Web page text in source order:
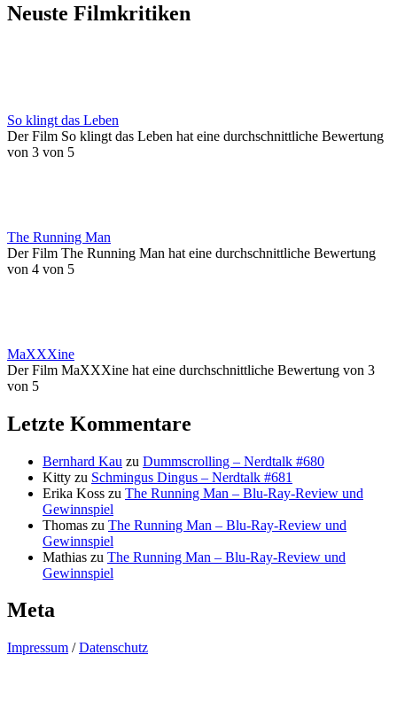
Neuste Filmkritiken
So klingt das Leben
Der Film So klingt das Leben hat eine durchschnittliche Bewertung
von 3 von 5
The Running Man
Der Film The Running Man hat eine durchschnittliche Bewertung
von 4 von 5
MaXXXine
Der Film MaXXXine hat eine durchschnittliche Bewertung von 3
von 5
Letzte Kommentare
Bernhard Kau zu Dummscrolling – Nerdtalk #680
Kitty zu Schmingus Dingus – Nerdtalk #681
Erika Koss zu The Running Man – Blu-Ray-Review und
Gewinnspiel
Thomas zu The Running Man – Blu-Ray-Review und
Gewinnspiel
Mathias zu The Running Man – Blu-Ray-Review und
Gewinnspiel
Meta
Impressum /Datenschutz